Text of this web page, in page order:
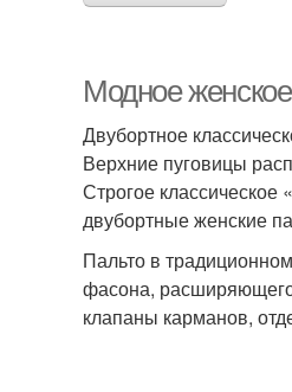
Модное
Двубортное
Верхние пуговицы
Строгое
двубортные женские
Пальто в
фасона,
клапаны карманов,